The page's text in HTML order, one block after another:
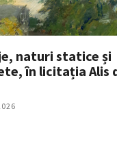
naturi statice și
în licitația Alis